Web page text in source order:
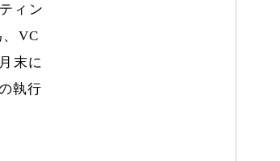
ィン
VC
末に
執行